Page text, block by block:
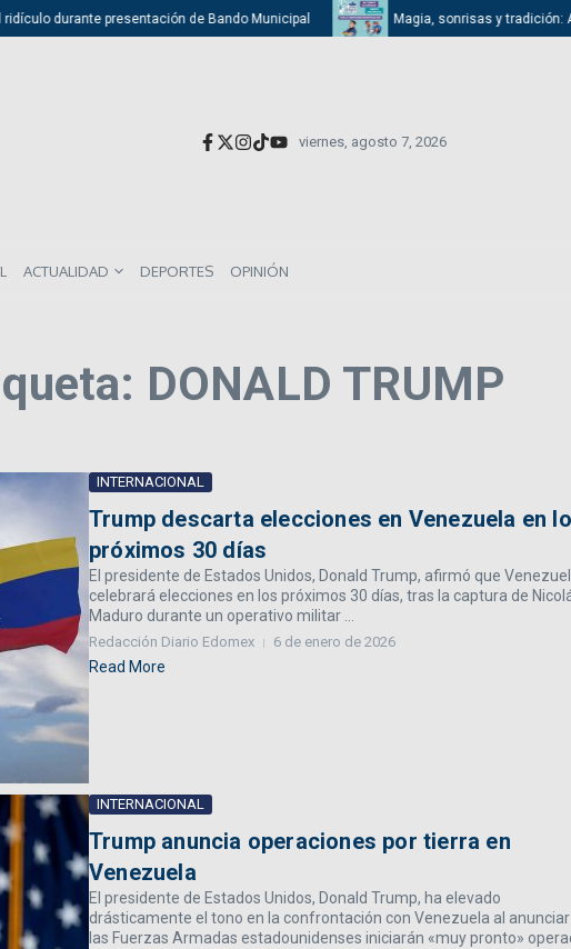
durante presentación de Bando Municipal Magia, sonrisas y tradición:
viernes, agosto 7, 2026
ACTUALIDAD DEPORTES OPINIÓN
DONALD TRUMP
INTERNACIONAL
Trump descarta elecciones en Venezuela en
próximos 30 días
El presidente de Estados Unidos, Donald Trump, afirmó que
celebrará elecciones en los próximos 30 días, tras la captura de
Maduro durante un operativo militar ...
Redacción Diario Edomex 6 de enero de 2026
Read More
INTERNACIONAL
Trump anuncia operaciones por tierra en
Venezuela
El presidente de Estados Unidos, Donald Trump, ha elevado
drásticamente el tono en la confrontación con Venezuela al
las Fuerzas Armadas estadounidenses iniciarán «muy pronto»